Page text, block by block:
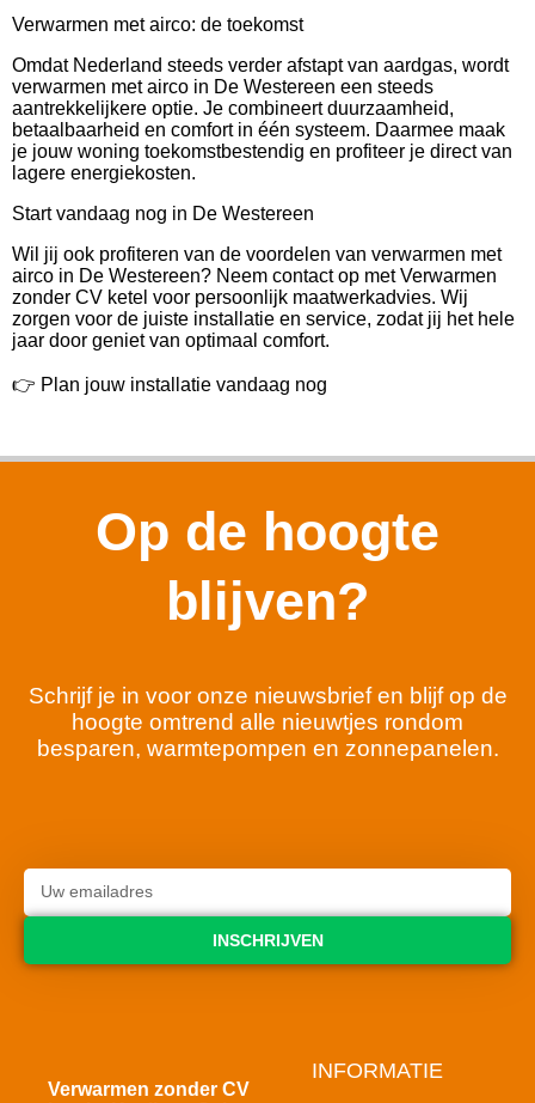
Verwarmen met airco: de toekomst
Omdat Nederland steeds verder afstapt van aardgas, wordt
verwarmen met airco in De Westereen een steeds
aantrekkelijkere optie. Je combineert duurzaamheid,
betaalbaarheid en comfort in één systeem. Daarmee maak
je jouw woning toekomstbestendig en profiteer je direct van
lagere energiekosten.
Start vandaag nog in De Westereen
Wil jij ook profiteren van de voordelen van verwarmen met
airco in De Westereen? Neem contact op met Verwarmen
zonder CV ketel voor persoonlijk maatwerkadvies. Wij
zorgen voor de juiste installatie en service, zodat jij het hele
jaar door geniet van optimaal comfort.
👉 Plan jouw installatie vandaag nog
Op de hoogte
blijven?
Schrijf je in voor onze nieuwsbrief en blijf op de
hoogte omtrend alle nieuwtjes rondom
besparen, warmtepompen en zonnepanelen.
INSCHRIJVEN
Verwarmen zonder CV
INFORMATIE